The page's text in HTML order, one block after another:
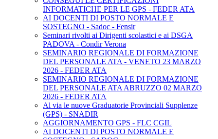
INFORMATICHE PER LE GPS - FEDER ATA
AI DOCENTI DI POSTO NORMALE E
SOSTEGNO - Sadoc - Fensir
Seminari rivolti ai Dirigenti scolastici e ai DSGA
PADOVA - Condir Verona
SEMINARIO REGIONALE DI FORMAZIONE
DEL PERSONALE ATA - VENETO 23 MARZO
2026 - FEDER ATA
SEMINARIO REGIONALE DI FORMAZIONE
DEL PERSONALE ATA ABRUZZO 02 MARZO
2026 - FEDER ATA
Al via le nuove Graduatorie Provinciali Supplenze
(GPS) - SNADIR
AGGIORNAMENTO GPS - FLC CGIL
AI DOCENTI DI POSTO NORMALE E